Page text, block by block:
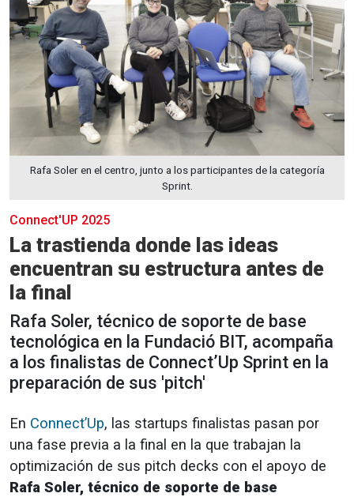
Rafa Soler en el centro, junto a los participantes de la categoría
Sprint.
Connect'UP 2025
La trastienda donde las ideas
encuentran su estructura antes de
la final
Rafa Soler, técnico de soporte de base
tecnológica en la Fundació BIT, acompaña
a los finalistas de Connect’Up Sprint en la
preparación de sus 'pitch'
En Connect’Up, las startups finalistas pasan por
una fase previa a la final en la que trabajan la
optimización de sus pitch decks con el apoyo de
Rafa Soler, técnico de soporte de base